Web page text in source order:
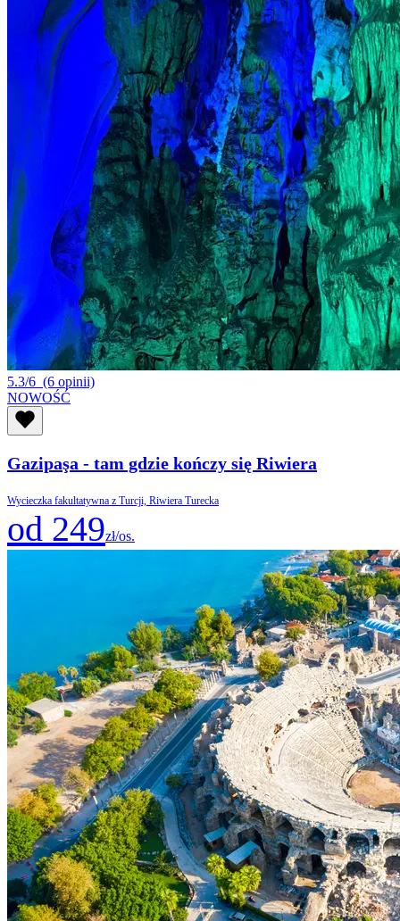
5.3/6 (6 opinii)
NOWOŚĆ
Gazipaşa - tam gdzie kończy się Riwiera
Wycieczka fakultatywna z Turcji, Riwiera Turecka
od 249zł/os.